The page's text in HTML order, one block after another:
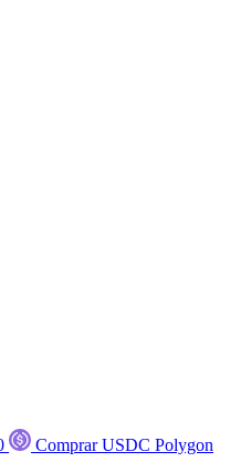
Comprar USDC Polygon